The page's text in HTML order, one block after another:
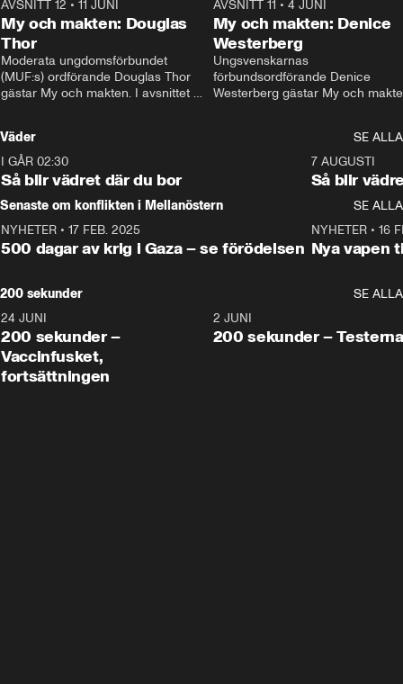
AVSNITT 12 • 11 JUNI
My och makten: Douglas
Thor
Moderata ungdomsförbundet
(MUF:s) ordförande Douglas Thor
gästar My och makten. I avsnittet
AVSNITT 11 • 4 JUNI
My och makten: Denice
Westerberg
Ungsvenskarnas
förbundsordförande Denice
Westerberg gästar My och
Väder
SE ALLA
I GÅR 02:30
Så blir vädret där du bor
7 AUGUSTI
Så blir
Senaste om konflikten i Mellanöstern
SE ALLA
NYHETER • 17 FEB. 2025
500 dagar av krig i Gaza – se förödelsen
NYHETER• 16
Nya vapen
200 sekunder
SE ALLA
24 JUNI
200 sekunder –
Vaccinfusket,
fortsättningen
2 JUNI
200 sekunder – Testerna